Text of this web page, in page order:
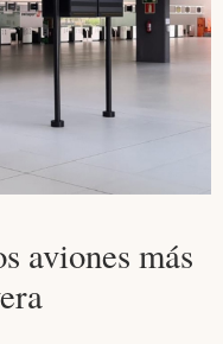
aviones más